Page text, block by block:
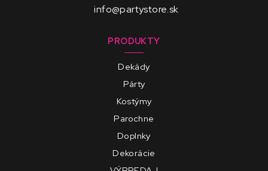
info@partystore.sk
PRODUKTY
Dekády
Párty
Kostýmy
Parochne
Doplnky
Dekorácie